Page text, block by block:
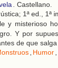
. Castellano.
1ª ed., 1ª
y misterioso
Y por
de que
, Humor,